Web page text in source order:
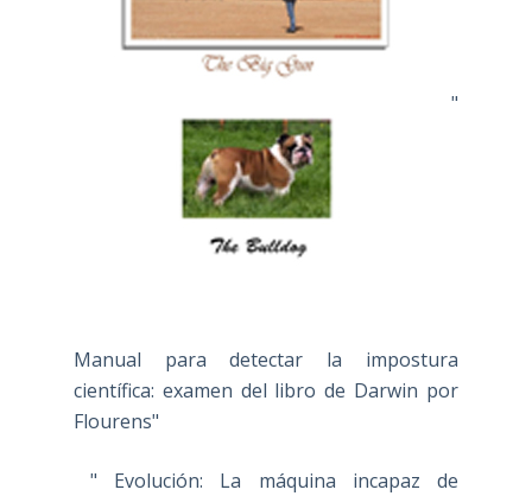
"
Manual para detectar la impostura
científica: examen del libro de Darwin por
Flourens"
" Evolución: La máquina incapaz de